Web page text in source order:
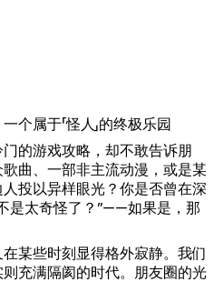
属于「怪人」的终极乐园
的游戏攻略，却不敢告诉朋
曲、一部非主流动漫，或是某
投以异样眼光？你是否曾在深
是太奇怪了？”——如果是，那
某些时刻显得格外寂静。我们
充满隔阂的时代。朋友圈的光